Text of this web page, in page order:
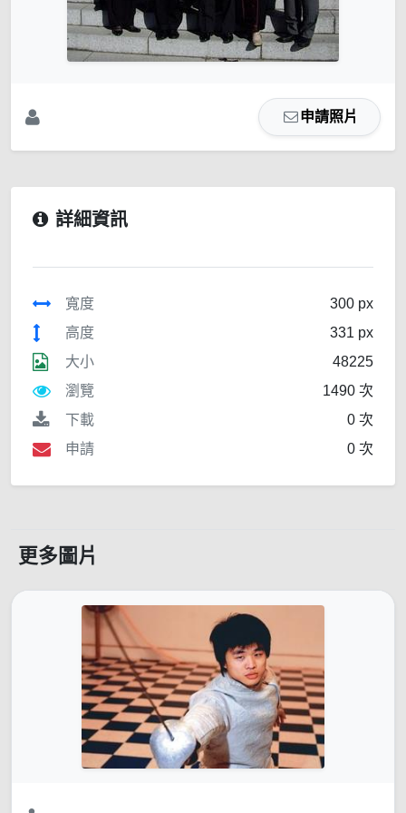
申請照片
詳細資訊
寬度
300 px
高度
331 px
大小
48225
瀏覽
1490 次
下載
0 次
申請
0 次
更多圖片